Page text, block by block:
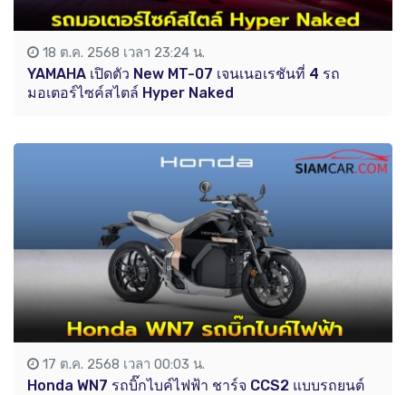
18 ต.ค. 2568 เวลา 23:24 น.
YAMAHA เปิดตัว New MT-07 เจนเนอเรชันที่ 4 รถ
มอเตอร์ไซค์สไตล์ Hyper Naked
17 ต.ค. 2568 เวลา 00:03 น.
Honda WN7 รถบิ๊กไบค์ไฟฟ้า ชาร์จ CCS2 แบบรถยนต์